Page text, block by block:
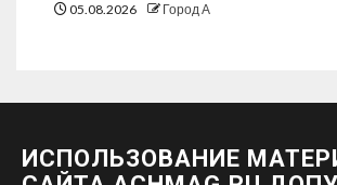
05.08.2026 Город А
ИСПОЛЬЗОВАНИЕ